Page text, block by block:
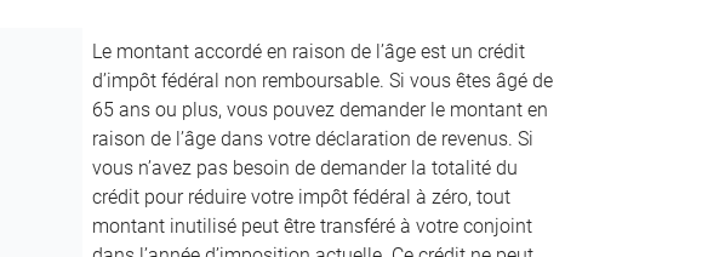
Le montant accordé en raison de l’âge est un crédit
d’impôt fédéral non remboursable. Si vous êtes âgé de
65 ans ou plus, vous pouvez demander le montant en
raison de l’âge dans votre déclaration de revenus. Si
vous n’avez pas besoin de demander la totalité du
crédit pour réduire votre impôt fédéral à zéro, tout
montant inutilisé peut être transféré à votre conjoint